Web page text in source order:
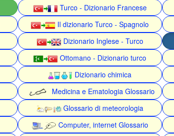
Turco - Dizionario Francese
Il dizionario Turco - Spagnolo
Dizionario Inglese - Turco
Ottomano - Dizionario turco
Dizionario chimica
Medicina e Ematologia Glossario
Glossario di meteorologia
Computer, internet Glossario